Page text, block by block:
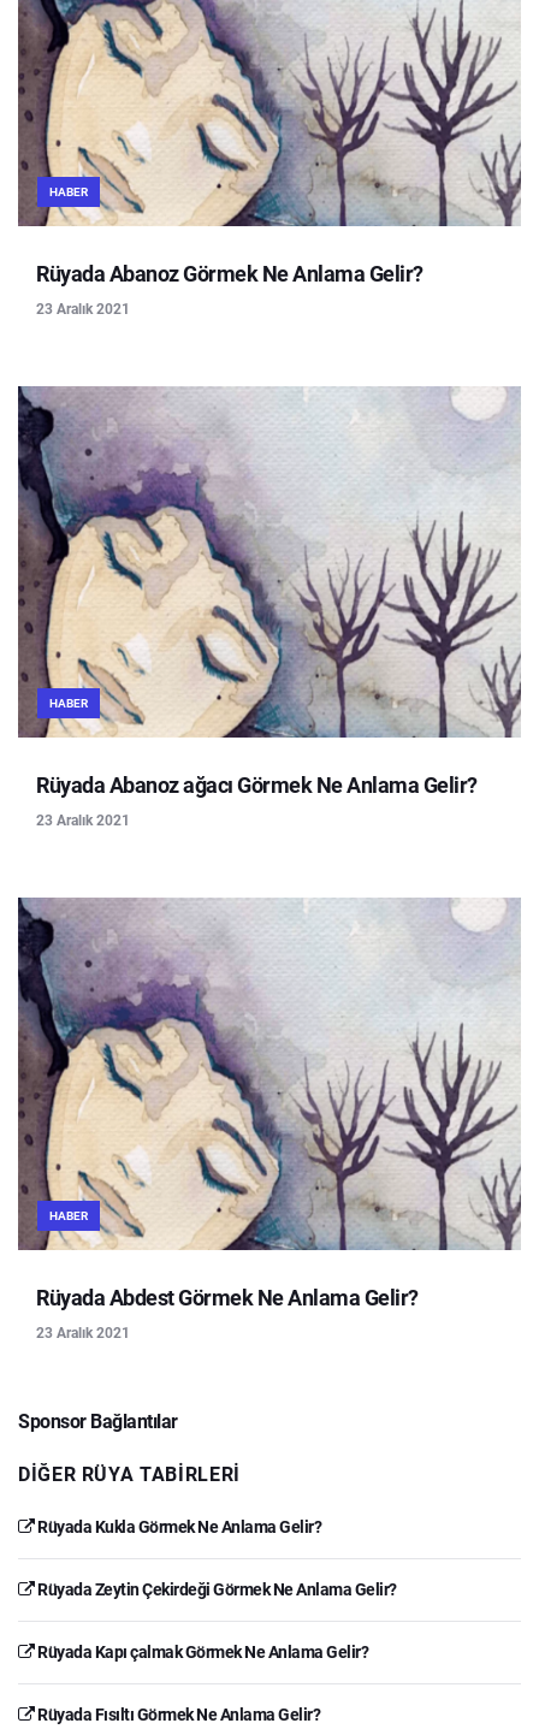
HABER
Rüyada Abanoz Görmek Ne Anlama Gelir?
23 Aralık 2021
HABER
Rüyada Abanoz ağacı Görmek Ne Anlama Gelir?
23 Aralık 2021
HABER
Rüyada Abdest Görmek Ne Anlama Gelir?
23 Aralık 2021
Sponsor Bağlantılar
DIĞER RÜYA TABIRLERI
Rüyada Kukla Görmek Ne Anlama Gelir?
Rüyada Zeytin Çekirdeği Görmek Ne Anlama Gelir?
Rüyada Kapı çalmak Görmek Ne Anlama Gelir?
Rüyada Fısıltı Görmek Ne Anlama Gelir?